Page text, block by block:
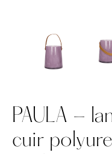
PAULA -
cuir